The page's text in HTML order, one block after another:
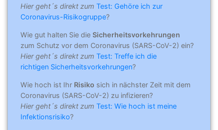
Hier geht´s direkt zum Test: Gehöre ich zur
Coronavirus-Risikogruppe?
Wie gut halten Sie die Sicherheitsvorkehrungen
zum Schutz vor dem Coronavirus (SARS-CoV-2) ein?
Hier geht´s direkt zum Test: Treffe ich die
richtigen Sicherheitsvorkehrungen?
Wie hoch ist Ihr Risiko sich in nächster Zeit mit dem
Coronavirus (SARS-CoV-2) zu infizieren?
Hier geht´s direkt zum Test: Wie hoch ist meine
Infektionsrisiko?